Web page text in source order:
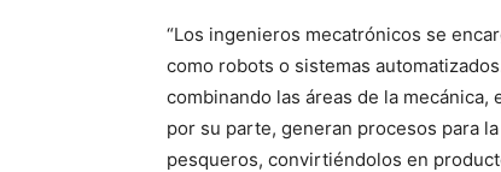
“Los ingenieros mecatrónicos se
como robots o sistemas
combinando las áreas de la
por su parte, generan procesos para
pesqueros, convirtiéndolos en